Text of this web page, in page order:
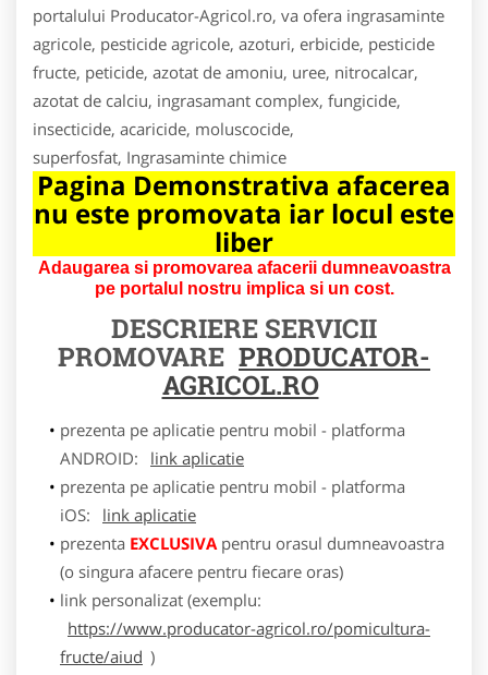
portalului Producator-Agricol.ro, va ofera ingrasaminte
agricole, pesticide agricole, azoturi, erbicide, pesticide
fructe, peticide, azotat de amoniu, uree, nitrocalcar,
azotat de calciu, ingrasamant complex, fungicide,
insecticide, acaricide, moluscocide,
superfosfat, Ingrasaminte chimice
Pagina Demonstrativa afacerea
nu este promovata iar locul este
liber
Adaugarea si promovarea afacerii dumneavoastra
pe portalul nostru implica si un cost.
DESCRIERE SERVICII
PROMOVARE PRODUCATOR-
AGRICOL.RO
prezenta pe aplicatie pentru mobil - platforma
ANDROID:
link aplicatie
prezenta pe aplicatie pentru mobil - platforma
iOS:
link aplicatie
prezenta EXCLUSIVApentru orasul dumneavoastra
(o singura afacere pentru fiecare oras)
link personalizat (exemplu:
https://www.producator-agricol.ro/pomicultura-
fructe/aiud )